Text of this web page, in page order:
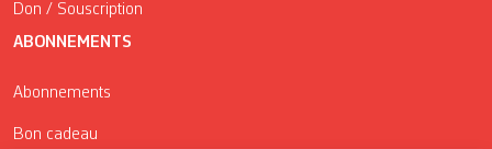
Don / Souscription
ABONNEMENTS
Abonnements
Bon cadeau